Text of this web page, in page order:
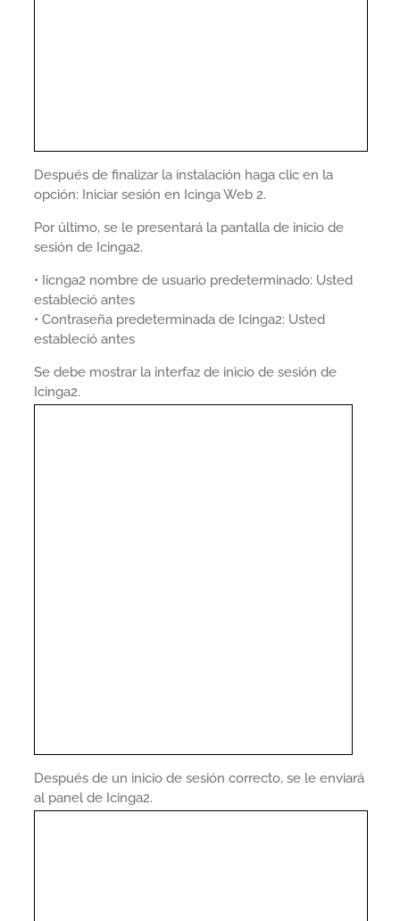
Después de finalizar la instalación haga clic en la
opción: Iniciar sesión en Icinga Web 2.
Por último, se le presentará la pantalla de inicio de
sesión de Icinga2.
• Iicnga2 nombre de usuario predeterminado: Usted
estableció antes
• Contraseña predeterminada de Icinga2: Usted
estableció antes
Se debe mostrar la interfaz de inicio de sesión de
Icinga2.
Después de un inicio de sesión correcto, se le enviará
al panel de Icinga2.